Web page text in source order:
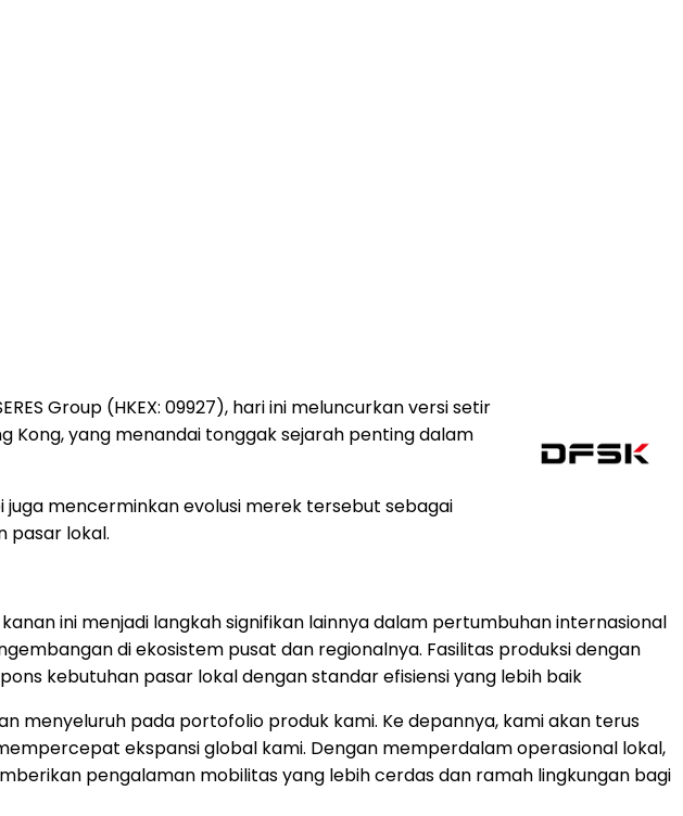
Group (HKEX: 09927), hari ini meluncurkan versi setir
Kong, yang menandai tonggak sejarah penting dalam
juga mencerminkan evolusi merek tersebut sebagai
pasar lokal.
ini menjadi langkah signifikan lainnya dalam pertumbuhan internasional
di ekosistem pusat dan regionalnya. Fasilitas produksi dengan
kebutuhan pasar lokal dengan standar efisiensi yang lebih baik
menyeluruh pada portofolio produk kami. Ke depannya, kami akan terus
ekspansi global kami. Dengan memperdalam operasional lokal,
pengalaman mobilitas yang lebih cerdas dan ramah lingkungan bagi